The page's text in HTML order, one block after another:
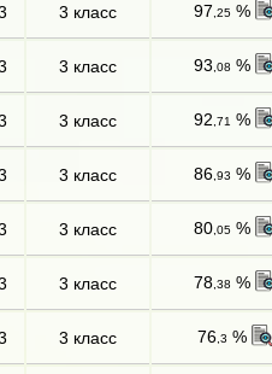
3 класс 97 ,25 %
3 класс 93 ,08 %
3 класс 92 ,71 %
3 класс 86 ,93 %
3 класс 80 ,05 %
3 класс 78 ,38 %
3 класс 76 ,3 %